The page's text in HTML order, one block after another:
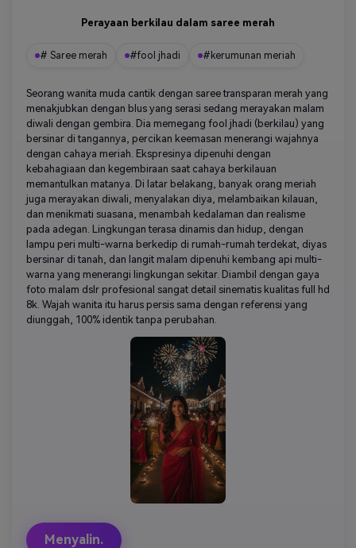
Perayaan berkilau dalam saree merah
# Saree merah #fool jhadi #kerumunan meriah
Seorang wanita muda cantik dengan saree transparan merah yang
menakjubkan dengan blus yang serasi sedang merayakan malam
diwali dengan gembira. Dia memegang fool jhadi (berkilau) yang
bersinar di tangannya, percikan keemasan menerangi wajahnya
dengan cahaya meriah. Ekspresinya dipenuhi dengan
kebahagiaan dan kegembiraan saat cahaya berkilauan
memantulkan matanya. Di latar belakang, banyak orang meriah
juga merayakan diwali, menyalakan diya, melambaikan kilauan,
dan menikmati suasana, menambah kedalaman dan realisme
pada adegan. Lingkungan terasa dinamis dan hidup, dengan
lampu peri multi-warna berkedip di rumah-rumah terdekat, diyas
bersinar di tanah, dan langit malam dipenuhi kembang api multi-
warna yang menerangi lingkungan sekitar. Diambil dengan gaya
foto malam dslr profesional sangat detail sinematis kualitas full hd
8k. Wajah wanita itu harus persis sama dengan referensi yang
diunggah, 100% identik tanpa perubahan.
Menyalin.